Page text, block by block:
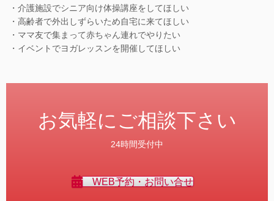
・介護施設でシニア向け体操講座をしてほしい
・高齢者で外出しずらいため自宅に来てほしい
・ママ友で集まって赤ちゃん連れでやりたい
・イベントでヨガレッスンを開催してほしい
お気軽にご相談下さい
24時間受付中
WEB予約・お問い合せ